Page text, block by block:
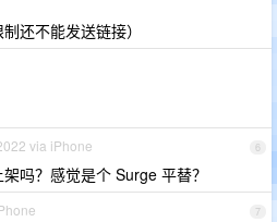
还不能发送链接）
6
via iPhone
吗？感觉是个 Surge 平替？
7